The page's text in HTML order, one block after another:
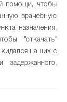
помощи, чтобы
врачебную
назначения,
"откачать"
на них с